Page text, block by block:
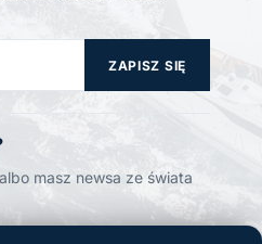
ZAPISZ SIĘ
masz newsa ze świata